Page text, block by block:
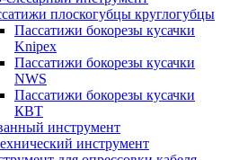
плоскогубцы круглогубцы
Пассатижи бокорезы кусачки
Knipex
Пассатижи бокорезы кусачки
NWS
Пассатижи бокорезы кусачки
КВТ
инструмент
инструмент